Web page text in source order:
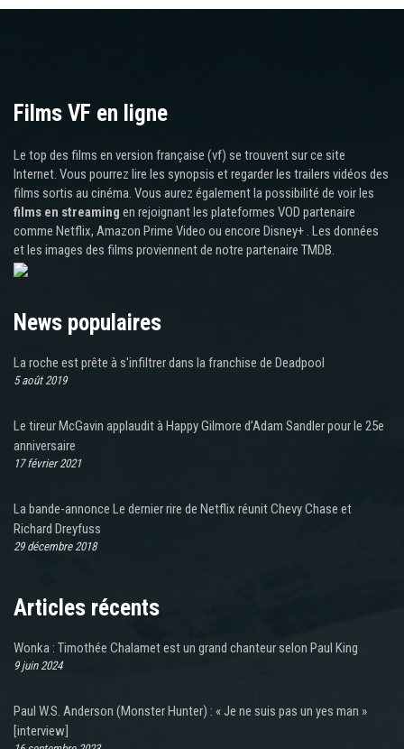
Films VF en ligne
Le top des films en version française (vf) se trouvent sur ce site
Internet. Vous pourrez lire les synopsis et regarder les trailers vidéos des
films sortis au cinéma. Vous aurez également la possibilité de voir les
films en streaming en rejoignant les plateformes VOD partenaire
comme Netflix, Amazon Prime Video ou encore Disney+ . Les données
et les images des films proviennent de notre partenaire TMDB.
News populaires
La roche est prête à s'infiltrer dans la franchise de Deadpool
5 août 2019
Le tireur McGavin applaudit à Happy Gilmore d’Adam Sandler pour le 25e
anniversaire
17 février 2021
La bande-annonce Le dernier rire de Netflix réunit Chevy Chase et
Richard Dreyfuss
29 décembre 2018
Articles récents
Wonka : Timothée Chalamet est un grand chanteur selon Paul King
9 juin 2024
Paul W.S. Anderson (Monster Hunter) : « Je ne suis pas un yes man »
[interview]